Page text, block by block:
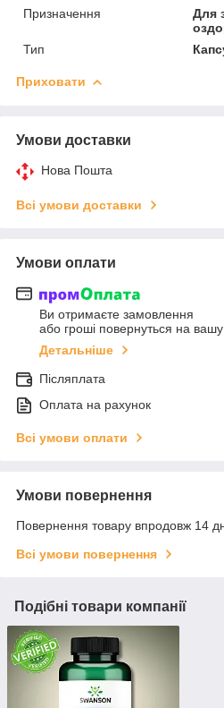
Призначення
Для
Тип
Приховати
Умови доставки
Нова Пошта
Всі умови доставки
Умови оплати
Ви отримаєте замовлення
або гроші повернуться на вашу
Детальніше
Післяплата
Оплата на рахунок
Всі умови оплати
Умови повернення
Повернення товару впродовж 14
Всі умови повернення
Подібні товари компанії